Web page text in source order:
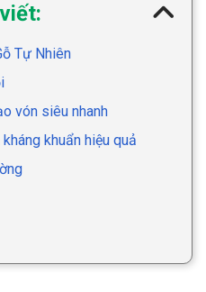
Tự Nhiên
vón siêu nhanh
khuẩn hiệu quả